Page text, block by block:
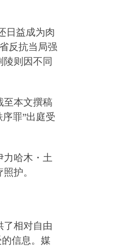
日益成为肉
反抗当局强
则因不同
至本文撰稿
罪”出庭受
力哈木・土
护。
了相对自由
信息。媒